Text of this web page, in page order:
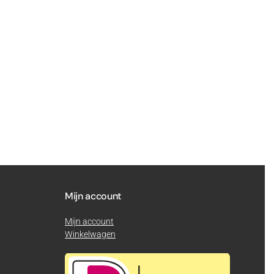
Mijn account
Mijn account
Winkelwagen